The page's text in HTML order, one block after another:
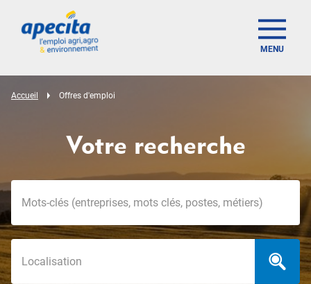
MENU
Accueil Offres d'emploi
Votre recherche